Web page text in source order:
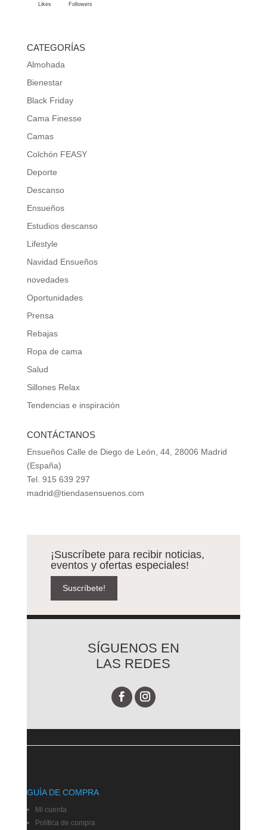
Likes Followers
CATEGORÍAS
Almohada
Bienestar
Black Friday
Cama Finesse
Camas
Colchón FEASY
Deporte
Descanso
Ensueños
Estudios descanso
Lifestyle
Navidad Ensueños
novedades
Oportunidades
Prensa
Rebajas
Ropa de cama
Salud
Sillones Relax
Tendencias e inspiración
CONTÁCTANOS
Ensueños Calle de Diego de León, 44, 28006 Madrid
(España)
Tel. 915 639 297
madrid@tiendasensuenos.com
¡Suscríbete para recibir noticias,
eventos y ofertas especiales!
Suscríbete!
SÍGUENOS EN
LAS REDES
GUÍA DE COMPRA
Mi cuenta
Política de compra